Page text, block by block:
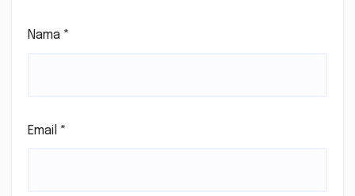
Nama *
Email *